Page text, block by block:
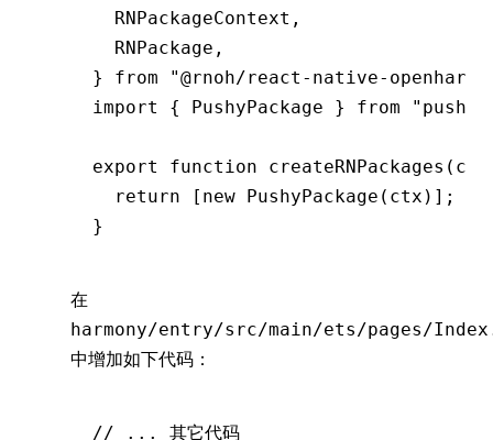
  RNPackageContext
,
  RNPackage
,
} from "@rnoh/react-native-
import
{ PushyPackage } from
export function createRNPackages (ctx
  return
[ new PushyPackage (ctx)];
}
在
harmony/entry/src/main/ets/pages/
中增加如下代码：
// ... 其它代码